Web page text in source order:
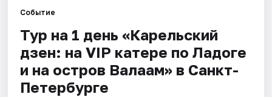
Событие
Тур на 1 день «Карельский
дзен: на VIP катере по Ладоге
и на остров Валаам» в Санкт-
Петербурге